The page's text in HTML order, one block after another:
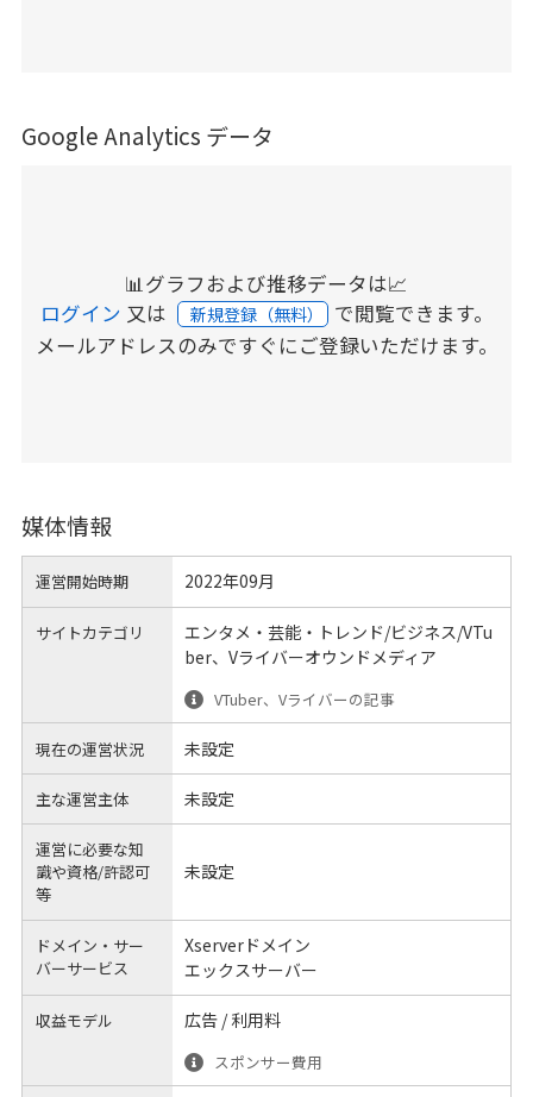
Google Analytics データ
📊グラフおよび推移データは📈
ログイン 又は 新規登録（無料） で閲覧できます。
メールアドレスのみですぐにご登録いただけます。
媒体情報
運営開始時期 2022年09月
サイトカテゴリ
エンタメ・芸能・トレンド/ビジネス/VTu
ber、Vライバーオウンドメディア
VTuber、Vライバーの記事
現在の運営状況 未設定
主な運営主体 未設定
運営に必要な知
識や資格/許認可
等
未設定
ドメイン・サー
バーサービス
Xserverドメイン
エックスサーバー
収益モデル 広告 / 利用料
スポンサー費用